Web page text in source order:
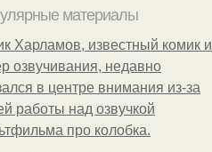
материалы
Харламов, известный комик и
озвучивания, недавно
в центре внимания из-за
работы над озвучкой
про колобка.